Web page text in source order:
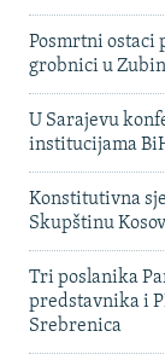
Posmrtni ostaci
grobnici u
U Sarajevu
institucijama
Konstitutivna
Skupštinu
Tri poslanika
predstavnika i
Srebrenica